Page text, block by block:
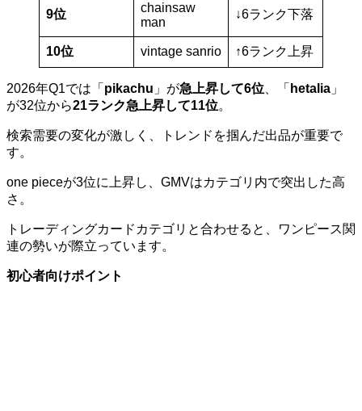
9位
chainsaw
man
↓6ランク下落
10位 vintage sanrio ↑6ランク上昇
2026年Q1では「 pikachu 」が急上昇して6位 、「 hetalia 」
が32位から21ランク急上昇して11位。
検索需要の変化が激しく、トレンドを掴んだ出品が重要で
す。
one pieceが3位に上昇し、GMVはカテゴリ内で突出した高
さ。
トレーディングカードカテゴリと合わせると、ワンピース関
連の勢いが際立っています。
初心者向けポイント